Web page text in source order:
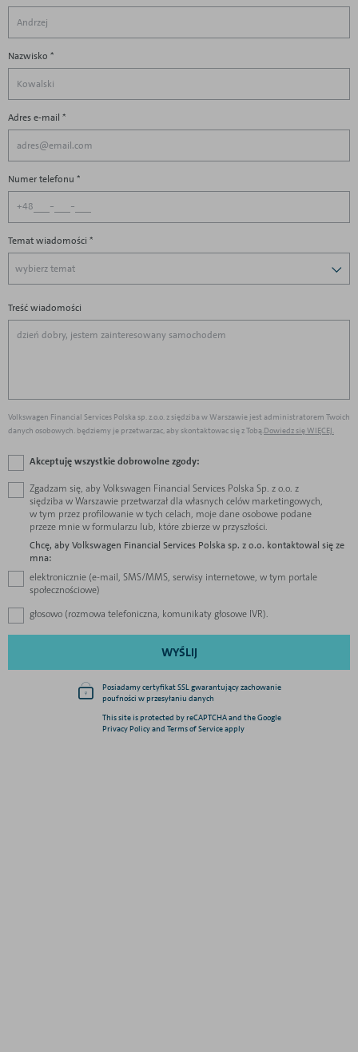
Nazwisko *
Adres e-mail *
Numer telefonu *
+48 - -
Temat wiadomości *
wybierz temat
Treść wiadomości
Volkswagen Financial Services Polska sp. z.o.o. z siędziba w Warszawie jest administratorem Twoich
danych osobowych. będziemy je przetwarzac, aby skontaktowac się z Tobą.Dowiedz się WIĘCEJ.
Akceptuję wszystkie dobrowolne zgody:
Zgadzam się, aby Volkswagen Financial Services Polska Sp. z o.o. z
siędziba w Warszawie przetwarzał dla własnych celów marketingowych,
w tym przez profilowanie w tych celach, moje dane osobowe podane
przeze mnie w formularzu lub, które zbierze w przyszłości.
Chcę, aby Volkswagen Financial Services Polska sp. z o.o. kontaktowal się ze
mna:
elektronicznie (e-mail, SMS/MMS, serwisy internetowe, w tym portale
społecznościowe)
głosowo (rozmowa telefoniczna, komunikaty głosowe IVR).
WYŚLIJ
Posiadamy certyfikat SSL gwarantujący zachowanie
poufności w przesyłaniu danych
This site is protected by reCAPTCHA and the Google
Privacy Policy and Terms of Service apply